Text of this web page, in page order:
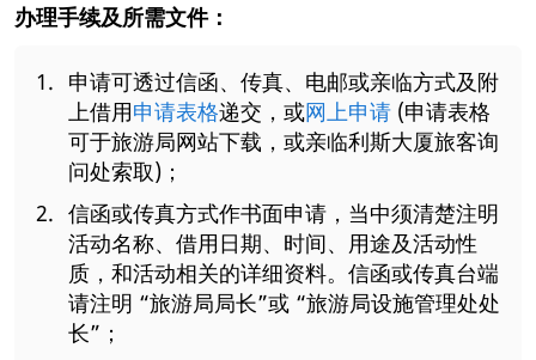
办理手续及所需文件：
申请可透过信函、传真、电邮或亲临方式及附
上借用申请表格递交，或网上申请 (申请表格
可于旅游局网站下载，或亲临利斯大厦旅客询
问处索取)；
信函或传真方式作书面申请，当中须清楚注明
活动名称、借用日期、时间、用途及活动性
质，和活动相关的详细资料。信函或传真台端
请注明 “旅游局局长”或 “旅游局设施管理处处
长”；